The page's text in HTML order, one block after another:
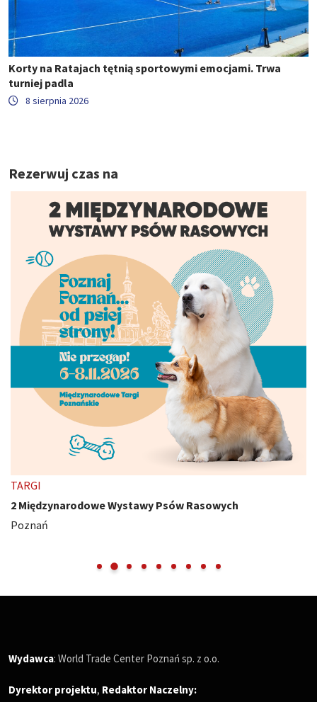
Korty na Ratajach tętnią sportowymi emocjami. Trwa
turniej padla
8 sierpnia 2026
Rezerwuj czas na
TARGI
2 Międzynarodowe Wystawy Psów Rasowych
Poznań
Wydawca: World Trade Center Poznań sp. z o.o.
Dyrektor projektu, Redaktor Naczelny: